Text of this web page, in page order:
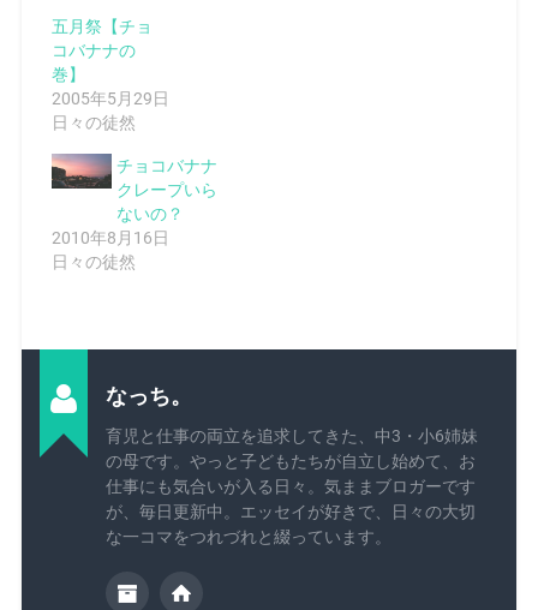
五月祭【チョ
コバナナの
巻】
2005年5月29日
日々の徒然
チョコバナナ
クレープいら
ないの？
2010年8月16日
日々の徒然
なっち。
育児と仕事の両立を追求してきた、中3・小6姉妹
の母です。やっと子どもたちが自立し始めて、お
仕事にも気合いが入る日々。気ままブロガーです
が、毎日更新中。エッセイが好きで、日々の大切
な一コマをつれづれと綴っています。